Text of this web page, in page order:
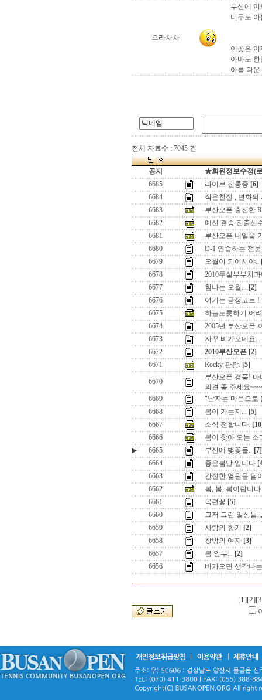
으라차차
부산에
너무도
이곳은
아마도
아름 다
전체 자료수 : 7045 건
공지
★회원정보수정(
6685
라이브 진통중 [6]
6684
작은친절 ,,변화의
6683
부산오픈 출전한
6682
예선 결승 진출선
6681
부산오픈 내일을
6680
D-1 연습하는 전
6679
오월이 되어서야..
6678
2010두실부부치
6677
힘나는 오월... [2]
6676
여기는 금정코트
6675
하늘노릇하기 어
6674
2005년 부산오픈-
6673
자꾸 비가오네요...
6672
2010부산오픈 [2]
6671
Rocky 관광. [5]
6670
부산오픈 경품! 마
의견 좀 주세요~~~
6669
"남자는 마음으로
6668
봄이 가는지... [5]
6667
소식 전합니다.
6666
봄이 찾아 오는 소
▶
6665 부산에 벚꽃들.. [7]
6664
좋은봄날 입니다
6663
간절한 염원을 담
6662
봄, 봄, 봄이랍니다
6661
목련꽃 [5]
6660
그저 그런 일상들,,,
6659
사랑의 향기
[2]
6658
창밖의 여자 [3]
6657
봄 안부... [2]
6656
비가오면 생각나
[1][2]